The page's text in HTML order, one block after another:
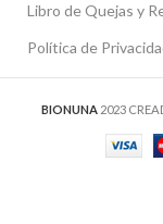
Libro de Quejas y
Política de
BIONUNA 2023